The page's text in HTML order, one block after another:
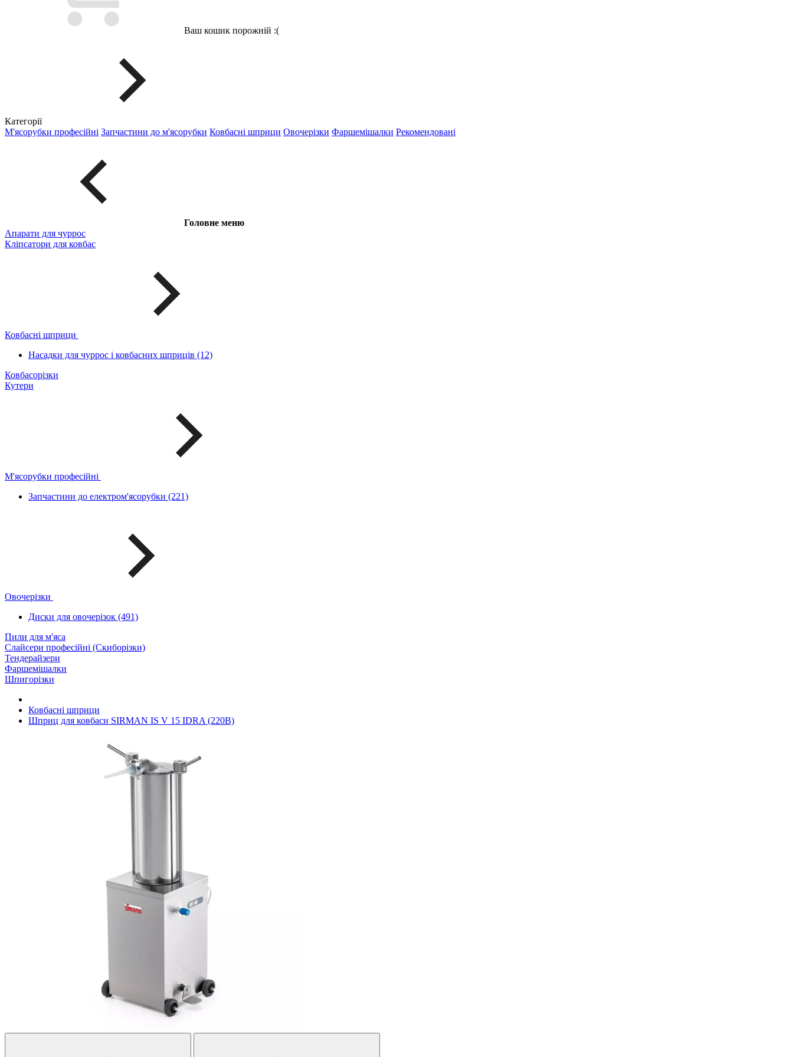
Ваш кошик порожній :(
Категорії
М'ясорубки професійні Запчастини до м'ясорубки Ковбасні шприци Овочерізки Фаршемішалки Рекомендовані
Головне меню
Апарати для чуррос
Кліпсатори для ковбас
Ковбасні шприци
Насадки для чуррос і ковбасних шприців (12)
Ковбасорізки
Кутери
М'ясорубки професійні
Запчастини до електром'ясорубки (221)
Овочерізки
Диски для овочерізок (491)
Пили для м'яса
Слайсери професійні (Скиборізки)
Тендерайзери
Фаршемішалки
Шпигорізки
Ковбасні шприци
Шприц для ковбаси SIRMAN IS V 15 IDRA (220В)